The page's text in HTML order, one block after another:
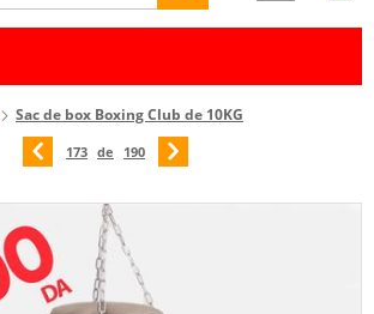
Sac de box Boxing Club de 10KG
173 de 190